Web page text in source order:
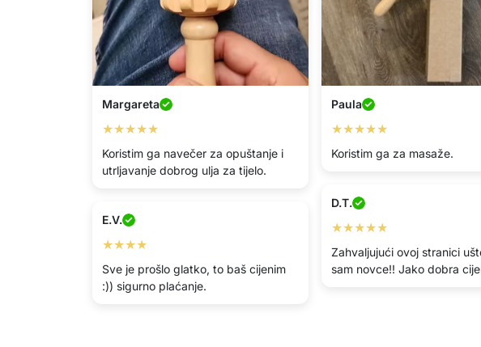
Margareta
★★★★★
Koristim ga navečer za opuštanje i
utrljavanje dobrog ulja za tijelo.
Paula
★★★★★
Koristim ga za masaže.
D.T.
★★★★★
Zahvaljujući ovoj stranici
sam novce!! Jako dobra
E.V.
★★★★
Sve je prošlo glatko, to baš cijenim
:)) sigurno plaćanje.